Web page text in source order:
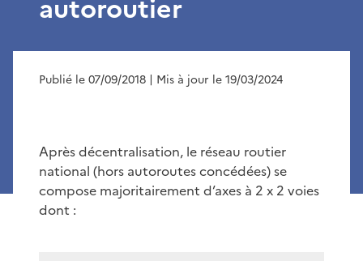
autoroutier
Publié le 07/09/2018 | Mis à jour le 19/03/2024
Après décentralisation, le réseau routier
national (hors autoroutes concédées) se
compose majoritairement d’axes à 2 x 2 voies
dont :